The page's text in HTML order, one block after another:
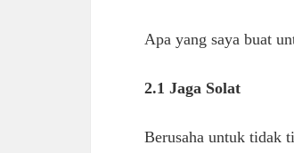
Apa yang saya buat
2.1 Jaga Solat
Berusaha untuk tidak